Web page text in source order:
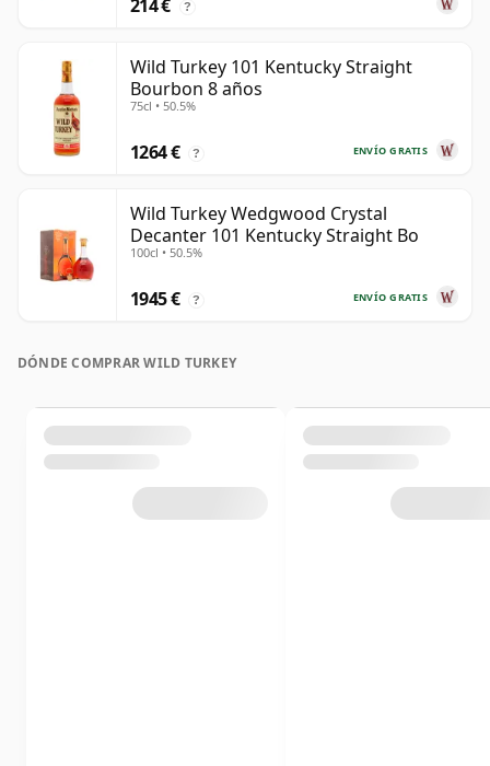
214 € ?
Wild Turkey 101 Kentucky Straight
Bourbon 8 años
75cl • 50.5%
ENVÍO GRATIS
1264 € ?
Wild Turkey Wedgwood Crystal
Decanter 101 Kentucky Straight Bo
100cl • 50.5%
ENVÍO GRATIS
1945 € ?
DÓNDE COMPRAR WILD TURKEY